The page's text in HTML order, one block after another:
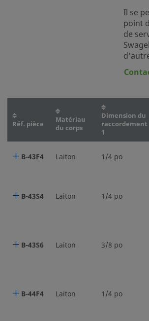
Il se
point
de
Réf. pièce
Matériau
du corps
Dimension du
raccordement
1
B-43F4 Laiton 1/4 po
B-43S4 Laiton 1/4 po
B-43S6 Laiton 3/8 po
B-44F4 Laiton 1/4 po